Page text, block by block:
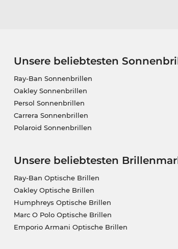
Unsere beliebtesten
Ray-Ban Sonnenbrillen
Oakley Sonnenbrillen
Persol Sonnenbrillen
Carrera Sonnenbrillen
Polaroid Sonnenbrillen
Unsere beliebtesten
Ray-Ban Optische Brillen
Oakley Optische Brillen
Humphreys Optische Brillen
Marc O Polo Optische Brillen
Emporio Armani Optische Brillen